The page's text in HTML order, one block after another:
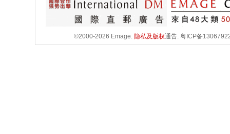
©2000-2026 Emage. 隐私及版权通告. 粤ICP备